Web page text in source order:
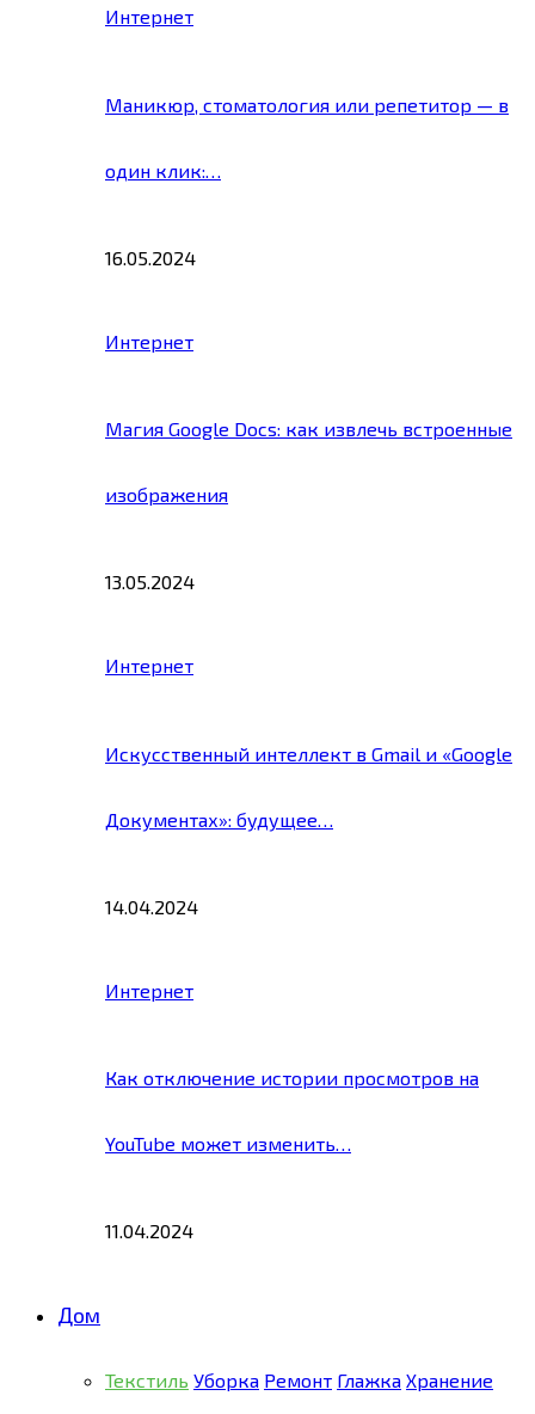
Интернет
Маникюр, стоматология или репетитор — в
один клик:…
16.05.2024
Интернет
Магия Google Docs: как извлечь встроенные
изображения
13.05.2024
Интернет
Искусственный интеллект в Gmail и «Google
Документах»: будущее…
14.04.2024
Интернет
Как отключение истории просмотров на
YouTube может изменить…
11.04.2024
Дом
Текстиль Уборка Ремонт Глажка Хранение